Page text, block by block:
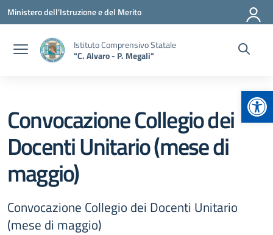
Vai ai contenuti
Vai al menu di navigazione
Vai al footer
Ministero dell'Istruzione e del Merito
Istituto Comprensivo Statale
"C. Alvaro - P. Megali"
Convocazione Collegio dei
Docenti Unitario (mese di
maggio)
Convocazione Collegio dei Docenti Unitario
(mese di maggio)